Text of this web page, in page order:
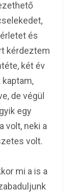
és
kérdeztem
két év
de végül
egy
volt, neki a
volt.
mi a is a